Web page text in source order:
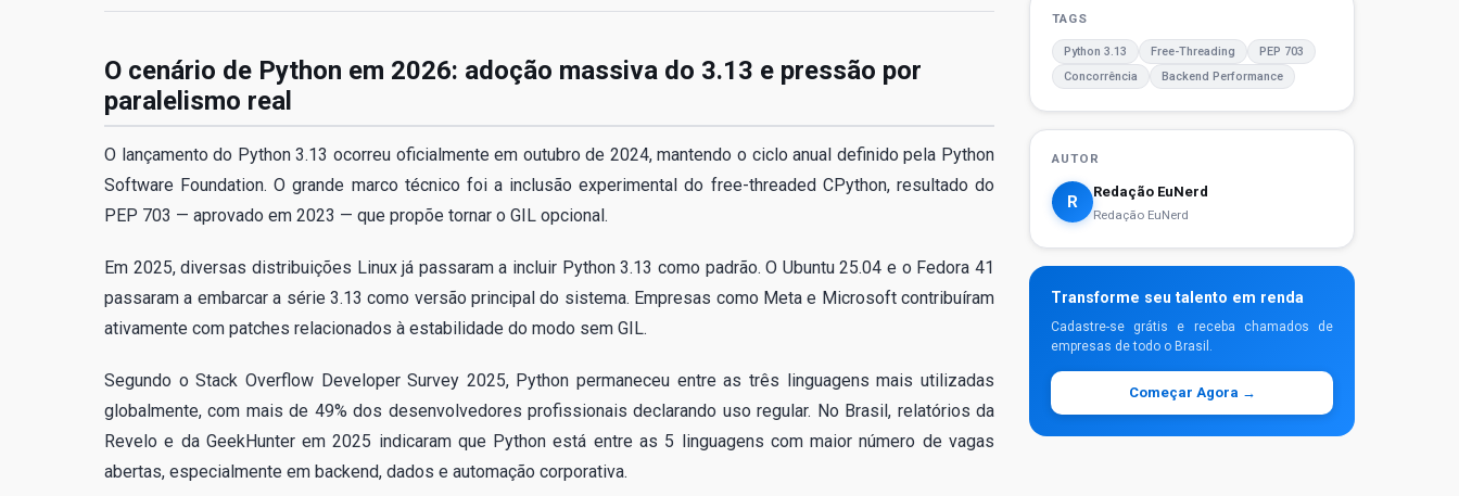
O cenário de Python em 2026: adoção massiva do 3.13 e pressão por
paralelismo real
O lançamento do Python 3.13 ocorreu oficialmente em outubro de 2024, mantendo o ciclo anual definido pela Python
Software Foundation. O grande marco técnico foi a inclusão experimental do free-threaded CPython, resultado do
PEP 703 — aprovado em 2023 — que propõe tornar o GIL opcional.
Em 2025, diversas distribuições Linux já passaram a incluir Python 3.13 como padrão. O Ubuntu 25.04 e o Fedora 41
passaram a embarcar a série 3.13 como versão principal do sistema. Empresas como Meta e Microsoft contribuíram
ativamente com patches relacionados à estabilidade do modo sem GIL.
Segundo o Stack Overflow Developer Survey 2025, Python permaneceu entre as três linguagens mais utilizadas
globalmente, com mais de 49% dos desenvolvedores profissionais declarando uso regular. No Brasil, relatórios da
Revelo e da GeekHunter em 2025 indicaram que Python está entre as 5 linguagens com maior número de vagas
abertas, especialmente em backend, dados e automação corporativa.
TAGS
Python 3.13 Free-Threading
PEP 703
Concorrência
Backend Performance
AUTOR
R
Redação EuNerd
Redação EuNerd
Transforme seu talento em renda
Cadastre-se grátis e receba chamados de
empresas de todo o Brasil.
Começar Agora →